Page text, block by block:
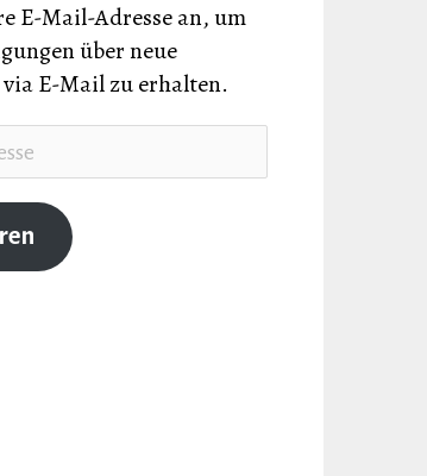
E-Mail-Adresse an, um
über neue
E-Mail zu erhalten.